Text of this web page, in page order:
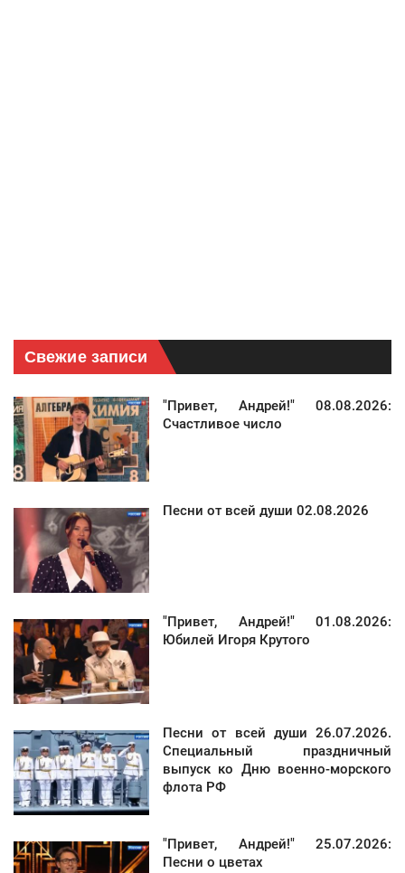
Свежие записи
"Привет, Андрей!" 08.08.2026:
Счастливое число
Песни от всей души 02.08.2026
"Привет, Андрей!" 01.08.2026:
Юбилей Игоря Крутого
Песни от всей души 26.07.2026.
Специальный праздничный
выпуск ко Дню военно-морского
флота РФ
"Привет, Андрей!" 25.07.2026:
Песни о цветах